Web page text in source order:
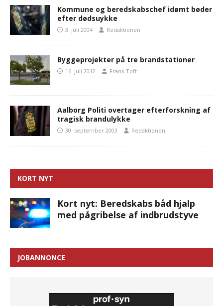
Kommune og beredskabschef idømt bøder
efter dødsuykke
3. juli 2004 Redaktionen
Byggeprojekter på tre brandstationer
16. juli 2012 Frank Toft
Aalborg Politi overtager efterforskning af
tragisk brandulykke
30. september 2003 Redaktionen
KORT NYT
Kort nyt: Beredskabs båd hjalp
med pågribelse af indbrudstyve
JOBANNONCE